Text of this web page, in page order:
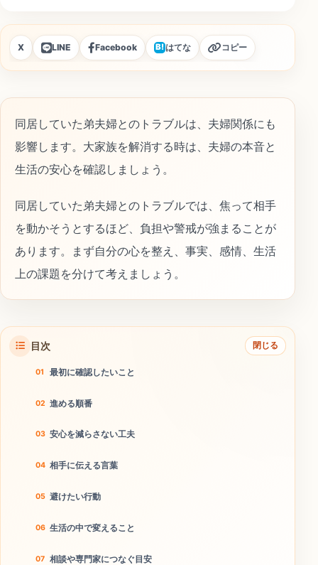
X LINE Facebook B!はてな コピー
同居していた弟夫婦とのトラブルは、夫婦関係にも
影響します。大家族を解消する時は、夫婦の本音と
生活の安心を確認しましょう。
同居していた弟夫婦とのトラブルでは、焦って相手
を動かそうとするほど、負担や警戒が強まることが
あります。まず自分の心を整え、事実、感情、生活
上の課題を分けて考えましょう。
目次 閉じる
最初に確認したいこと
進める順番
安心を減らさない工夫
相手に伝える言葉
避けたい行動
生活の中で変えること
相談や専門家につなぐ目安